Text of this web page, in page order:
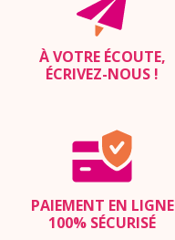
À VOTRE ÉCOUTE,
ÉCRIVEZ-NOUS !
PAIEMENT EN LIGNE
100% SÉCURISÉ